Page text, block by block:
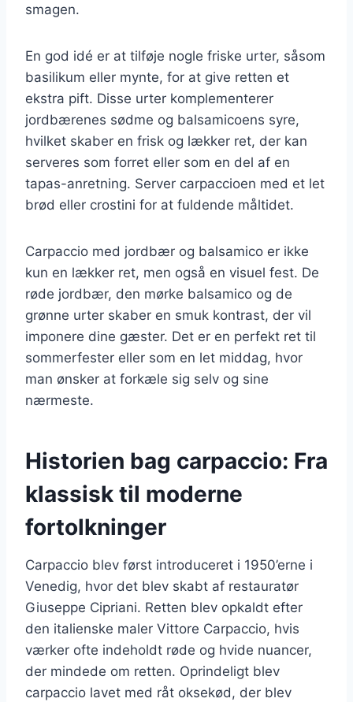
smagen.
En god idé er at tilføje nogle friske urter, såsom
basilikum eller mynte, for at give retten et
ekstra pift. Disse urter komplementerer
jordbærenes sødme og balsamicoens syre,
hvilket skaber en frisk og lækker ret, der kan
serveres som forret eller som en del af en
tapas-anretning. Server carpaccioen med et let
brød eller crostini for at fuldende måltidet.
Carpaccio med jordbær og balsamico er ikke
kun en lækker ret, men også en visuel fest. De
røde jordbær, den mørke balsamico og de
grønne urter skaber en smuk kontrast, der vil
imponere dine gæster. Det er en perfekt ret til
sommerfester eller som en let middag, hvor
man ønsker at forkæle sig selv og sine
nærmeste.
Historien bag carpaccio: Fra
klassisk til moderne
fortolkninger
Carpaccio blev først introduceret i 1950’erne i
Venedig, hvor det blev skabt af restauratør
Giuseppe Cipriani. Retten blev opkaldt efter
den italienske maler Vittore Carpaccio, hvis
værker ofte indeholdt røde og hvide nuancer,
der mindede om retten. Oprindeligt blev
carpaccio lavet med råt oksekød, der blev